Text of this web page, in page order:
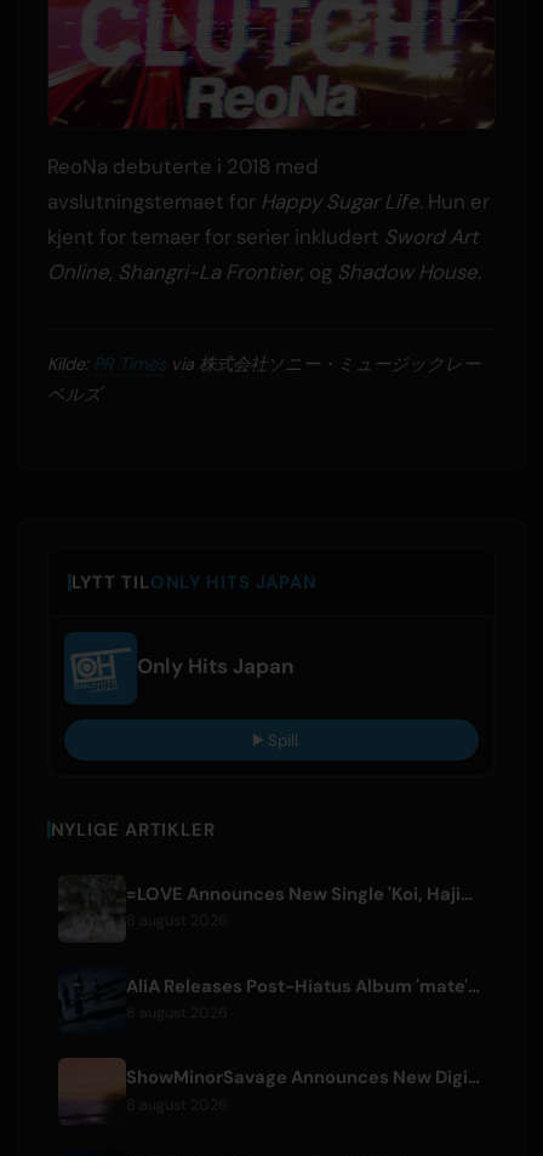
ReoNa debuterte i 2018 med
avslutningstemaet for Happy Sugar Life. Hun er
kjent for temaer for serier inkludert Sword Art
Online, Shangri-La Frontier, og Shadow House.
Kilde: PR Timesvia 株式会社ソニー・ミュージックレー
ベルズ
LYTT TILONLY HITS JAPAN
Only Hits Japan
Spill
NYLIGE ARTIKLER
=LOVE Announces New Single 'Koi, Hajimemashita.' and Tokyo Dome Concerts
AliA Releases Post-Hiatus Album 'mate', Announces Tokyo Live
ShowMinorSavage Announces New Digital Single 'Gradation'